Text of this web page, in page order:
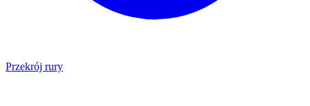
Przekrój rury